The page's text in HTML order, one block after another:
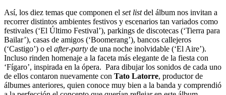
Así, los diez temas que componen el set listdel álbum nos invitan a
recorrer distintos ambientes festivos y escenarios tan variados como
festivales (‘El Último Festival’), parkings de discotecas (‘Tierra para
Bailar’), casas de amigos (‘Boomerang’), bancos callejeros
(‘Castigo’) o el after-party de una noche inolvidable (‘El Aire’).
Incluso rinden homenaje a la faceta más elegante de la fiesta con
‘Fígaro’, inspirada en la ópera. Para dibujar los sonidos de cada uno
de ellos contaron nuevamente con Tato Latorre, productor de
álbumes anteriores, quien conoce muy bien a la banda y comprendió